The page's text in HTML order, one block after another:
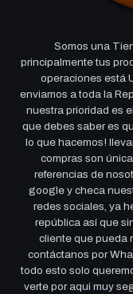
Somos una
principalmente tus
operaciones está
enviamos a toda la
nuestra prioridad es
que debes saber es
lo que hacemos!
compras son
referencias de
google y checa
redes sociales, ya
república así que
cliente que pueda
contáctanos por
todo esto solo
verte por aqui muy